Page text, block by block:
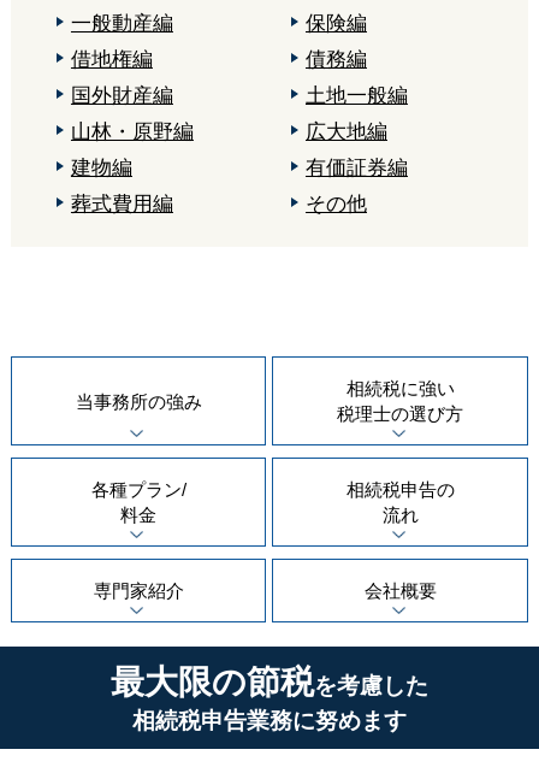
一般動産編
保険編
借地権編
債務編
国外財産編
土地一般編
山林・原野編
広大地編
建物編
有価証券編
葬式費用編
その他
当事務所の強み
相続税に強い
税理士の選び方
各種プラン/
料金
相続税申告の
流れ
専門家紹介 会社概要
最大限の節税を考慮した
相続税申告業務に努めます